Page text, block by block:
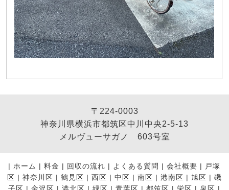
〒224-0003
神奈川県横浜市都筑区中川中央2-5-13
メルヴューサガノ 603号室
| ホーム | 料金 | 回収の流れ | よくある質問 | 会社概要 |
戸塚
区 | 神奈川区 | 鶴見区 | 西区 | 中区 | 南区 | 港南区 | 旭区 | 磯